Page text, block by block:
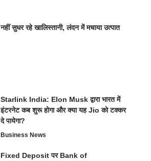
नहीं सुधर रहे खालिस्तानी, लंदन में मचाया उत्पात
Starlink India: Elon Musk द्वारा भारत में
इंटरनेट कब शुरू होगा और क्या यह Jio को टक्कर
दे पायेगा?
Business News
Fixed Deposit पर Bank of